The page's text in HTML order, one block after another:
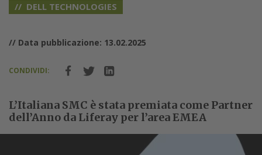
DELL TECHNOLOGIES
// Data pubblicazione: 13.02.2025
CONDIVIDI:
L’Italiana SMC è stata premiata come Partner
dell’Anno da Liferay per l’area EMEA